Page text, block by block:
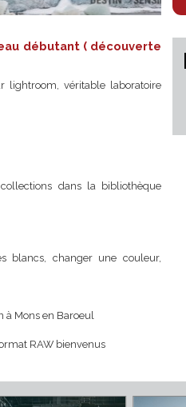
- Niveau débutant (
sur lightroom, véritable
et de collections dans la
des blancs, changer une
APN, format RAW bienvenus